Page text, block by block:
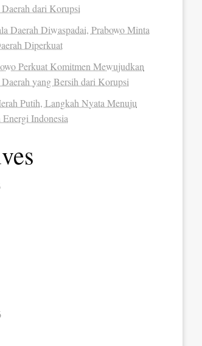
dari Korupsi
Daerah Diwaspadai, Prabowo Minta
Diperkuat
Perkuat Komitmen Mewujudkan
Daerah yang Bersih dari Korupsi
Putih, Langkah Nyata Menuju
Indonesia